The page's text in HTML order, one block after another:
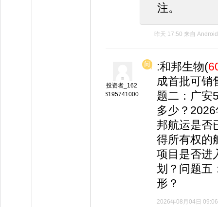
注。
昨天 17:50 来自 Android
投资者_162
6195741000
:和邦生物(
成首批可销
题二：广安
多少？
邦航运是否
得所有权的
项目是否进
划？问题五
形？
2026年08月04日 09:06